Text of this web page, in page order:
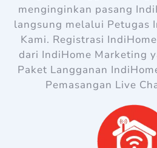
menginginkan pasang
langsung melalui Petugas
Kami. Registrasi
dari IndiHome Marketing
Paket Langganan
Pemasangan Live